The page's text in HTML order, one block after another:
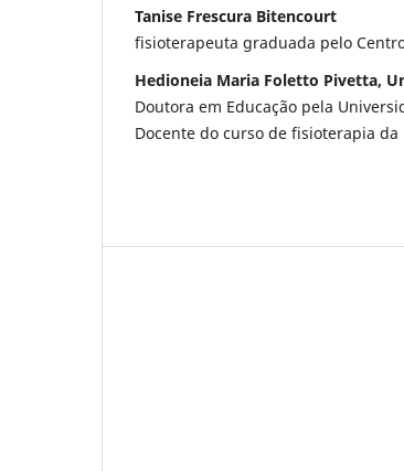
Tanise Frescura Bitencourt
fisioterapeuta graduada pelo
Hedioneia Maria Foletto Pivetta,
Doutora em Educação pela
Docente do curso de fisioterapia da